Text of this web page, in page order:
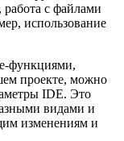
с файлами
использование
функциями,
проекте, можно
IDE. Это
видами и
изменениям и